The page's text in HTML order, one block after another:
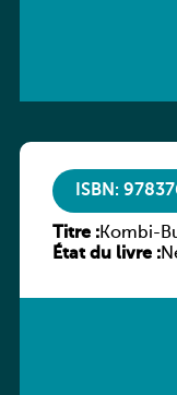
ISBN:
Titre :Kombi-
État du livre :